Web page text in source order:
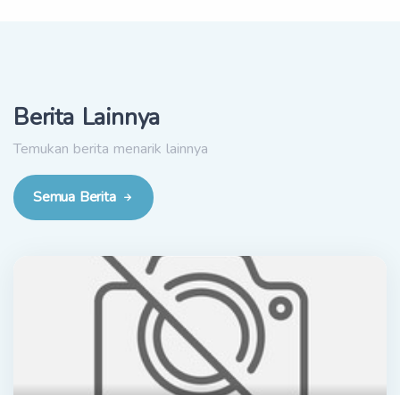
Berita Lainnya
Temukan berita menarik lainnya
Semua Berita